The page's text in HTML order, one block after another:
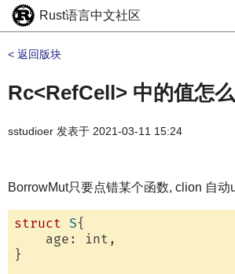
Rust语言中文社区
< 返回版块
Rc<RefCell> 中的值怎
sstudioer 发表于 2021-03-11 15:24
BorrowMut只要点错某个函数, clion 自动
struct S{
    age: int,
}